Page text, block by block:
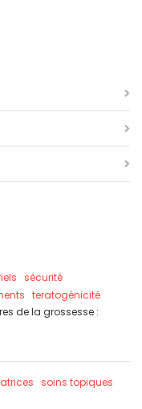
sécurité
teratogénicité
de la grossesse :
soins topiques